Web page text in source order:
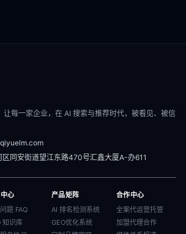
让每一家企业，在 AI 搜索与推荐时代，被看见、被信
同安街道望江东路470号汇鑫大厦A-办611
心
题 FAQ
知识库
产品矩阵
AI 排名检测系统
GEO优化系统
合作中心
全案代运营托管
加盟代理合作